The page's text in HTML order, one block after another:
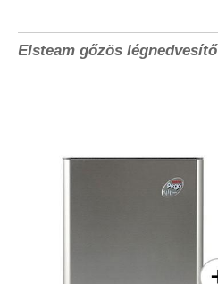
Elsteam gőzös légnedvesítő